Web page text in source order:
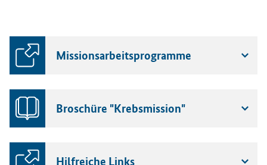
Missionsarbeitsprogramme
Broschüre "Krebsmission"
Hilfreiche Links